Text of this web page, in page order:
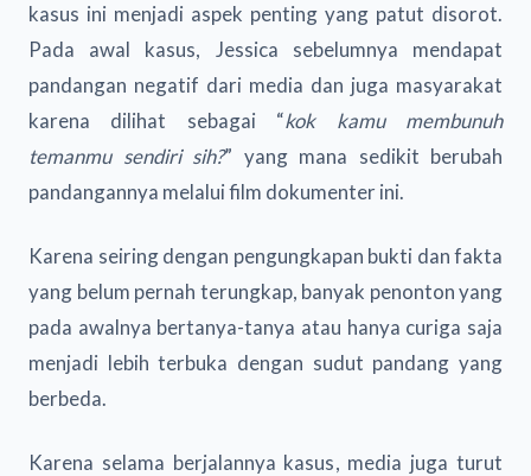
kasus ini menjadi aspek penting yang patut disorot.
Pada awal kasus, Jessica sebelumnya mendapat
pandangan negatif dari media dan juga masyarakat
karena dilihat sebagai “kok kamu membunuh
temanmu sendiri sih?” yang mana sedikit berubah
pandangannya melalui film dokumenter ini.
Karena seiring dengan pengungkapan bukti dan fakta
yang belum pernah terungkap, banyak penonton yang
pada awalnya bertanya-tanya atau hanya curiga saja
menjadi lebih terbuka dengan sudut pandang yang
berbeda.
Karena selama berjalannya kasus, media juga turut